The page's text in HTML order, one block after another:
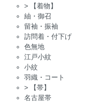
>
【着物】
紬・御召
留袖・振袖
訪問着・付下げ
色無地
江戸小紋
小紋
羽織・コート
>
【帯】
名古屋帯